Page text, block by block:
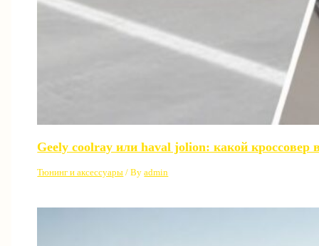
Geely coolray или haval jolion: какой кроссовер
Тюнинг и аксессуары / Byadmin